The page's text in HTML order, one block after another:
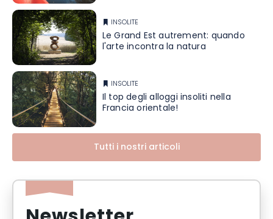
INSOLITE
Le Grand Est autrement: quando
l'arte incontra la natura
INSOLITE
Il top degli alloggi insoliti nella
Francia orientale!
Tutti i nostri articoli